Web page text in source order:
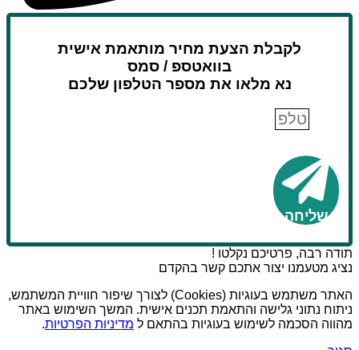
לקבלת הצעת מחיר מותאמת אישית
בוואטספ / סמס
נא מלאו את מספר הטלפון שלכם
שליחה
תודה רבה, פרטיכם נקלטו !
נציג מטעמנו יצור אתכם קשר בהקדם
האתר משתמש בעוגיות (Cookies) לצורך שיפור חוויית המשתמש,
ניתוח נתוני גלישה והתאמת תכנים אישית. המשך השימוש באתר
מהווה הסכמה לשימוש בעוגיות בהתאם ל מדיניות הפרטיות.